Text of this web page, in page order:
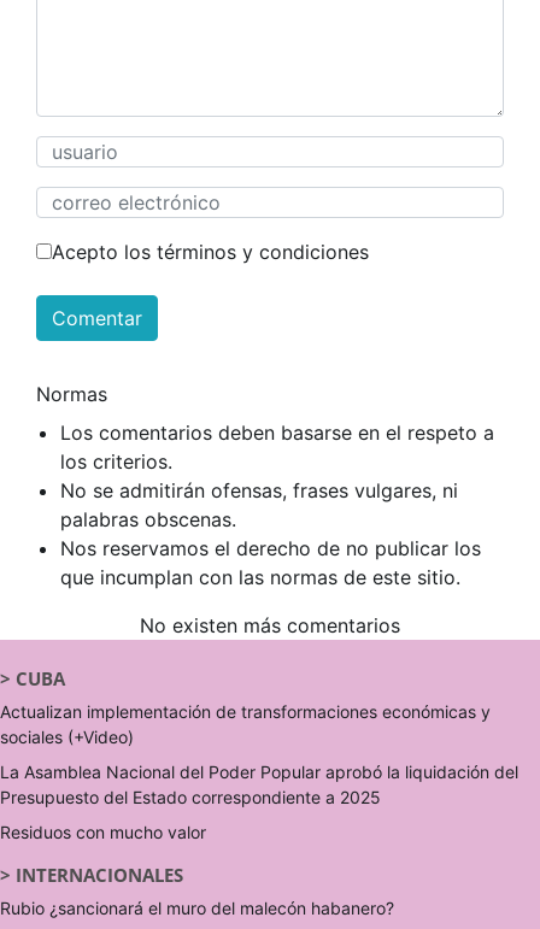
Acepto los términos y condiciones
Comentar
Normas
Los comentarios deben basarse en el respeto a
los criterios.
No se admitirán ofensas, frases vulgares, ni
palabras obscenas.
Nos reservamos el derecho de no publicar los
que incumplan con las normas de este sitio.
No existen más comentarios
> CUBA
Actualizan implementación de transformaciones económicas y
sociales (+Video)
La Asamblea Nacional del Poder Popular aprobó la liquidación del
Presupuesto del Estado correspondiente a 2025
Residuos con mucho valor
> INTERNACIONALES
Rubio ¿sancionará el muro del malecón habanero?